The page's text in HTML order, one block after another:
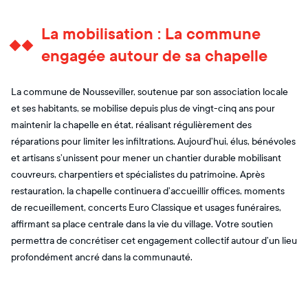
La mobilisation : La commune
engagée autour de sa chapelle
La commune de Nousseviller, soutenue par son association locale
et ses habitants, se mobilise depuis plus de vingt-cinq ans pour
maintenir la chapelle en état, réalisant régulièrement des
réparations pour limiter les infiltrations. Aujourd’hui, élus, bénévoles
et artisans s’unissent pour mener un chantier durable mobilisant
couvreurs, charpentiers et spécialistes du patrimoine. Après
restauration, la chapelle continuera d’accueillir offices, moments
de recueillement, concerts Euro Classique et usages funéraires,
affirmant sa place centrale dans la vie du village. Votre soutien
permettra de concrétiser cet engagement collectif autour d’un lieu
profondément ancré dans la communauté.